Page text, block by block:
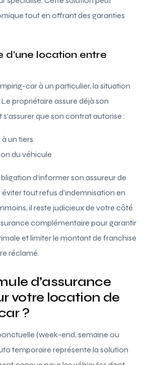
tout en offrant des garanties
d’une location entre
car à un particulier, la situation
propriétaire assure déjà son
s’assurer que son contrat autorise :
un tiers
du véhicule
d’informer son assureur de
tout refus d’indemnisation en
il reste judicieux de votre côté
complémentaire pour garantir
et limiter le montant de franchise
réclamé.
d’assurance
votre location de
?
(week-end, semaine ou
temporaire représente la solution